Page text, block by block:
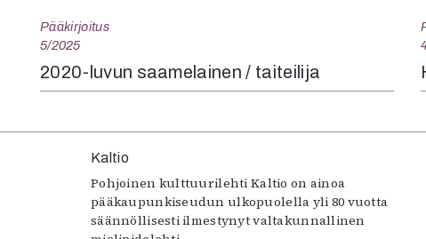
Pääkirjoitus
5/2025
2020-luvun saamelainen / taiteilija
Kaltio
Pohjoinen kulttuurilehti Kaltio on ainoa
pääkaupunkiseudun ulkopuolella yli 80 vuotta
säännöllisesti ilmestynyt valtakunnallinen